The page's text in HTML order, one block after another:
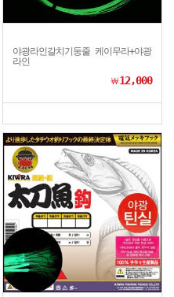
야광라인갈치기둥줄 케이무라+야광
라인
￦12,000